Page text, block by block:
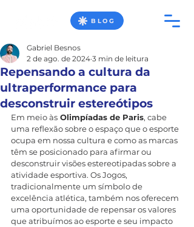
BLOG
Repensando a cultura da
ultraperformance para
desconstruir estereótipos
Gabriel Besnos
2 de ago. de 2024 3 min de leitura
Em meio às Olimpíadas de Paris, cabe
uma reflexão sobre o espaço que o esporte
ocupa em nossa cultura e como as marcas
têm se posicionado para afirmar ou
desconstruir visões estereotipadas sobre a
atividade esportiva. Os Jogos,
tradicionalmente um símbolo de
excelência atlética, também nos oferecem
uma oportunidade de repensar os valores
que atribuímos ao esporte e seu impacto